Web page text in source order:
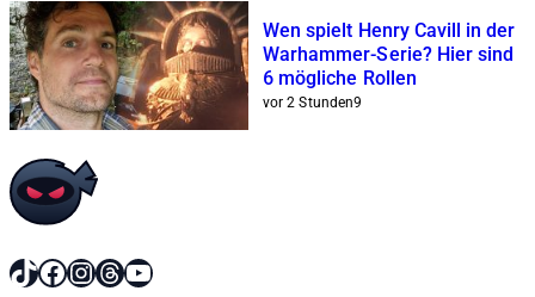
Wen spielt Henry Cavill in der
Warhammer-Serie? Hier sind
6 mögliche Rollen
vor 2 Stunden9
TikTok
Facebook
Instagram
Threads
YouTube